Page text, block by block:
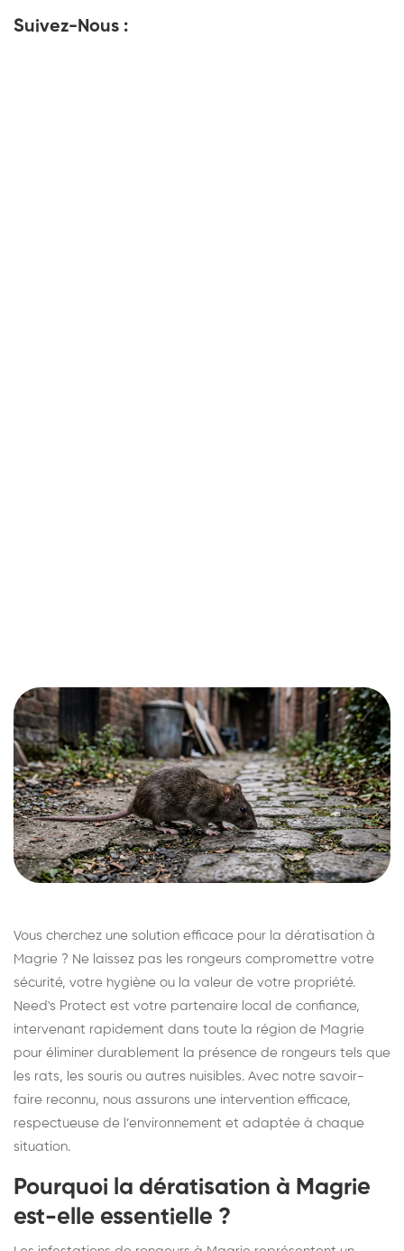
Suivez-Nous :
Vous cherchez une solution efficace pour la dératisation à
Magrie ? Ne laissez pas les rongeurs compromettre votre
sécurité, votre hygiène ou la valeur de votre propriété.
Need's Protect est votre partenaire local de confiance,
intervenant rapidement dans toute la région de Magrie
pour éliminer durablement la présence de rongeurs tels que
les rats, les souris ou autres nuisibles. Avec notre savoir-
faire reconnu, nous assurons une intervention efficace,
respectueuse de l’environnement et adaptée à chaque
situation.
Pourquoi la dératisation à Magrie
est-elle essentielle ?